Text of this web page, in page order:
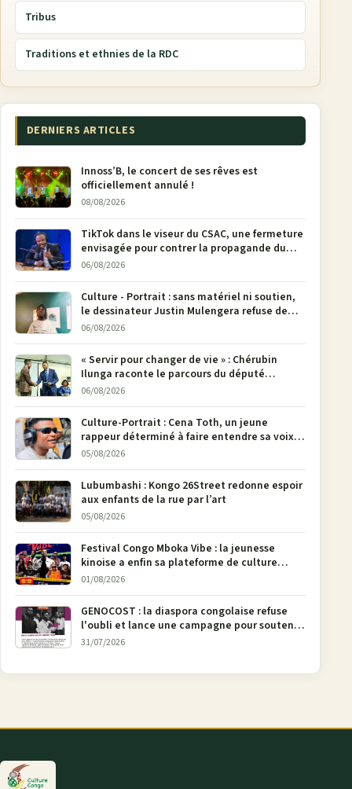
Tribus
Traditions et ethnies de la RDC
DERNIERS ARTICLES
Innoss’B, le concert de ses rêves est
officiellement annulé !
08/08/2026
TikTok dans le viseur du CSAC, une fermeture
envisagée pour contrer la propagande du
M23
06/08/2026
Culture - Portrait : sans matériel ni soutien,
le dessinateur Justin Mulengera refuse de
poser son crayon
06/08/2026
« Servir pour changer de vie » : Chérubin
Ilunga raconte le parcours du député
national Jethro Muyombi Tshimbu en 137
06/08/2026
Culture-Portrait : Cena Toth, un jeune
rappeur déterminé à faire entendre sa voix à
Bunia
05/08/2026
Lubumbashi : Kongo 26Street redonne espoir
aux enfants de la rue par l’art
05/08/2026
Festival Congo Mboka Vibe : la jeunesse
kinoise a enfin sa plateforme de culture
urbaine
01/08/2026
GENOCOST : la diaspora congolaise refuse
l'oubli et lance une campagne pour soutenir
la pétition FONAREV depuis Bruxelles
31/07/2026